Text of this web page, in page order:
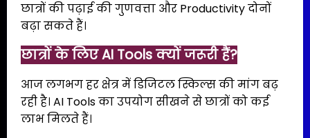
छात्रों की पढ़ाई की गुणवत्ता और Productivity दोनों
बढ़ा सकते हैं।
छात्रों के लिए AI Tools क्यों जरूरी हैं?
आज लगभग हर क्षेत्र में डिजिटल स्किल्स की मांग बढ़
रही है। AI Tools का उपयोग सीखने से छात्रों को कई
लाभ मिलते हैं।